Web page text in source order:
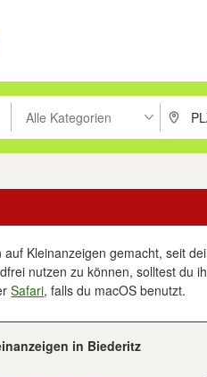
um zu suchen, oder
Alle Kategorien PLZ
auf Kleinanzeigen gemacht, seit
nutzen zu können, solltest du
Safari, falls du macOS benutzt.
in Biederitz